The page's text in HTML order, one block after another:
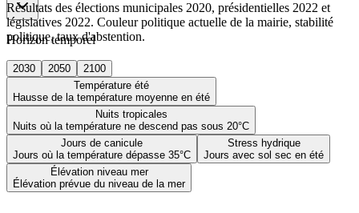
Horizon temporel
2030 2050
2100
Température été
Hausse de la température moyenne en été
Nuits tropicales
Nuits où la température ne descend pas sous 20°C
Jours de canicule
Jours où la température dépasse 35°C
Stress hydrique
Jours avec sol sec en été
Élévation niveau mer
Élévation prévue du niveau de la mer
Résultats des élections municipales 2020, présidentielles 2022 et
législatives 2022. Couleur politique actuelle de la mairie, stabilité
politique, taux d'abstention.